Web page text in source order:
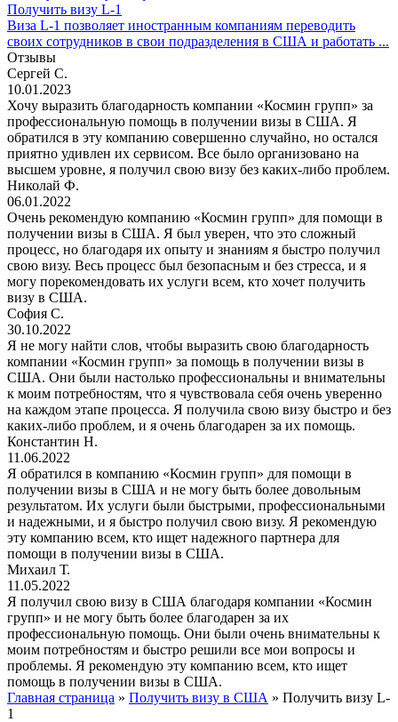
Получить визу L-1
Виза L-1 позволяет иностранным компаниям переводить
своих сотрудников в свои подразделения в США и работать ...
Отзывы
Сергей С.
10.01.2023
Хочу выразить благодарность компании «Космин групп» за
профессиональную помощь в получении визы в США. Я
обратился в эту компанию совершенно случайно, но остался
приятно удивлен их сервисом. Все было организовано на
высшем уровне, я получил свою визу без каких-либо проблем.
Николай Ф.
06.01.2022
Очень рекомендую компанию «Космин групп» для помощи в
получении визы в США. Я был уверен, что это сложный
процесс, но благодаря их опыту и знаниям я быстро получил
свою визу. Весь процесс был безопасным и без стресса, и я
могу порекомендовать их услуги всем, кто хочет получить
визу в США.
София С.
30.10.2022
Я не могу найти слов, чтобы выразить свою благодарность
компании «Космин групп» за помощь в получении визы в
США. Они были настолько профессиональны и внимательны
к моим потребностям, что я чувствовала себя очень уверенно
на каждом этапе процесса. Я получила свою визу быстро и без
каких-либо проблем, и я очень благодарен за их помощь.
Константин Н.
11.06.2022
Я обратился в компанию «Космин групп» для помощи в
получении визы в США и не могу быть более довольным
результатом. Их услуги были быстрыми, профессиональными
и надежными, и я быстро получил свою визу. Я рекомендую
эту компанию всем, кто ищет надежного партнера для
помощи в получении визы в США.
Михаил Т.
11.05.2022
Я получил свою визу в США благодаря компании «Космин
групп» и не могу быть более благодарен за их
профессиональную помощь. Они были очень внимательны к
моим потребностям и быстро решили все мои вопросы и
проблемы. Я рекомендую эту компанию всем, кто ищет
помощь в получении визы в США.
Главная страница » Получить визу в США » Получить визу L-
1